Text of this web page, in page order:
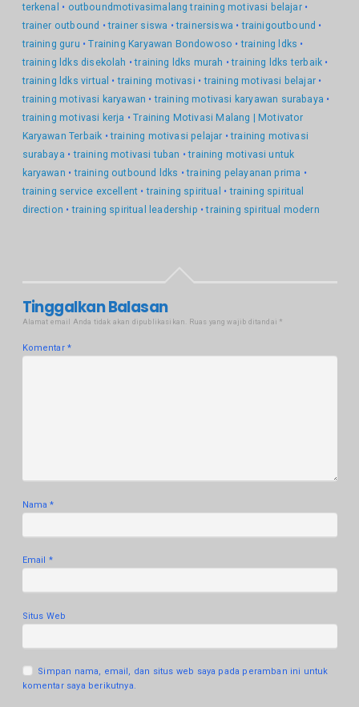
terkenal
• outboundmotivasimalang training motivasi belajar•
trainer outbound •trainer siswa •trainersiswa •trainigoutbound •
training guru •Training Karyawan Bondowoso •training ldks •
training ldks disekolah •training ldks murah •training ldks terbaik •
training ldks virtual •training motivasi •training motivasi belajar•
training motivasi karyawan •training motivasi karyawan surabaya •
training motivasi kerja •Training Motivasi Malang | Motivator
Karyawan Terbaik •training motivasi pelajar •training motivasi
surabaya •training motivasi tuban •training motivasi untuk
karyawan •training outbound ldks •training pelayanan prima •
training service excellent •training spiritual •training spiritual
direction •training spiritual leadership •training spiritual modern
Tinggalkan Balasan
Alamat email Anda tidak akan dipublikasikan. Ruas yang wajib ditandai *
Komentar*
Nama*
Email *
Situs Web
Simpan nama, email, dan situs web saya pada peramban ini untuk
komentar saya berikutnya.